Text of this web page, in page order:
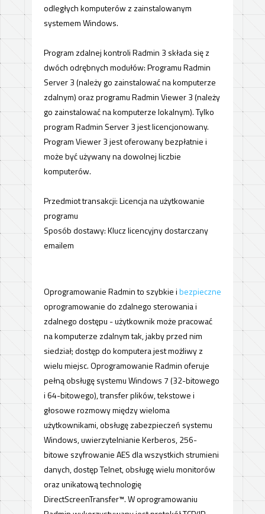
odległych komputerów z zainstalowanym
systemem Windows.
Program zdalnej kontroli Radmin 3 składa się z
dwóch odrębnych modułów: Programu Radmin
Server 3 (należy go zainstalować na komputerze
zdalnym) oraz programu Radmin Viewer 3 (należy
go zainstalować na komputerze lokalnym). Tylko
program Radmin Server 3 jest licencjonowany.
Program Viewer 3 jest oferowany bezpłatnie i
może być używany na dowolnej liczbie
komputerów.
Przedmiot transakcji: Licencja na użytkowanie
programu
Sposób dostawy: Klucz licencyjny dostarczany
emailem
Oprogramowanie Radmin to szybkie ibezpieczne
oprogramowanie do zdalnego sterowania i
zdalnego dostępu - użytkownik może pracować
na komputerze zdalnym tak, jakby przed nim
siedział; dostęp do komputera jest możliwy z
wielu miejsc. Oprogramowanie Radmin oferuje
pełną obsługę systemu Windows 7 (32-bitowego
i 64-bitowego), transfer plików, tekstowe i
głosowe rozmowy między wieloma
użytkownikami, obsługę zabezpieczeń systemu
Windows, uwierzytelnianie Kerberos, 256-
bitowe szyfrowanie AES dla wszystkich strumieni
danych, dostęp Telnet, obsługę wielu monitorów
oraz unikatową technologię
DirectScreenTransfer™. W oprogramowaniu